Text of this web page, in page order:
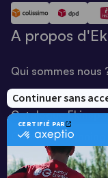
A propos
Qui sommes nous
Notre savoir-faire
Catalogue
Catalogue running
Blog